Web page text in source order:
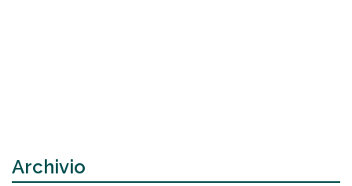
Archivio